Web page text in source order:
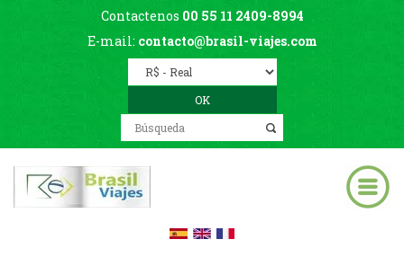
Contactenos 00 55 11 2409-8994
E-mail: contacto@brasil-viajes.com